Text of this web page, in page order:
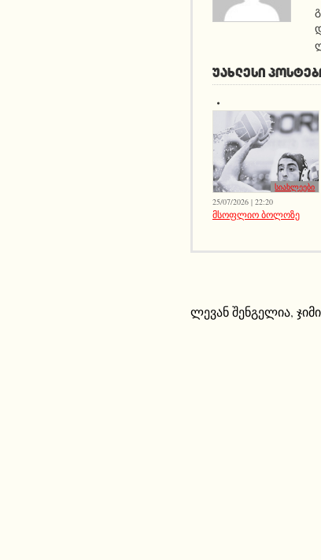
ᲣᲐᲮᲚᲔᲡᲘ
სიახლეები
25/07/2026 | 22:20
მსოფლიო ბოლოზე
ლევან შენგელია,